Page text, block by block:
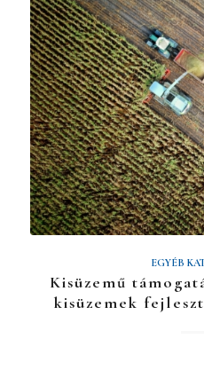
EGYÉB
Kisüzemű
kisüzemek